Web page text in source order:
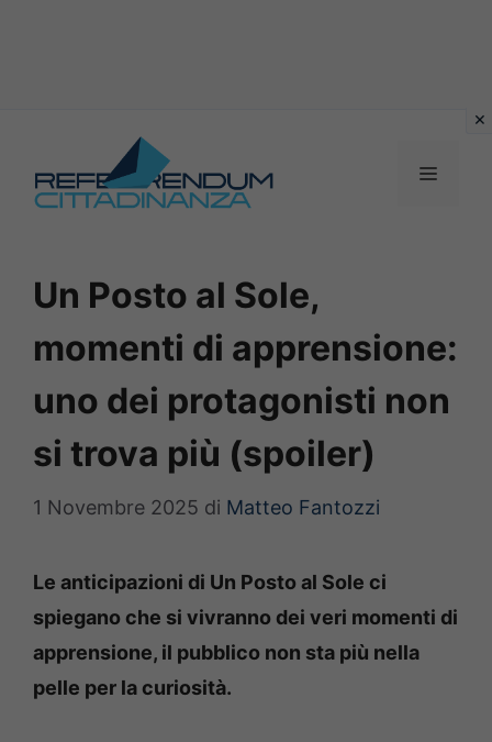
contenuto
MENU
Un Posto al Sole,
momenti di apprensione:
uno dei protagonisti non
si trova più (spoiler)
1 Novembre 2025 di Matteo Fantozzi
Le anticipazioni di Un Posto al Sole ci
spiegano che si vivranno dei veri momenti di
apprensione, il pubblico non sta più nella
pelle per la curiosità.